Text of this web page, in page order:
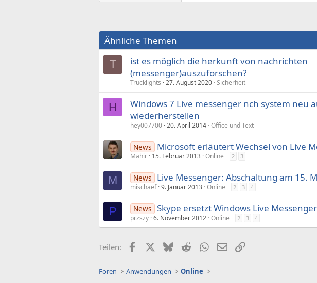
Ähnliche Themen
T
ist es möglich die herkunft von nachrichten
(messenger)auszuforschen?
Trucklights 27. August 2020 Sicherheit
H
Windows 7 Live messenger nch system neu
wiederherstellen
hey007700 20. April 2014 Office und Text
News Microsoft erläutert Wechsel von Live
Mahir 15. Februar 2013 Online 2 3
M News Live Messenger: Abschaltung am 15.
mischaef 9. Januar 2013 Online 2 3 4
P News Skype ersetzt Windows Live Messenger
przszy 6. November 2012 Online 2 3 4
Teilen: FacebookX (Twitter)
BlueskyRedditWhatsApp
E-MailLink
Foren Anwendungen Online